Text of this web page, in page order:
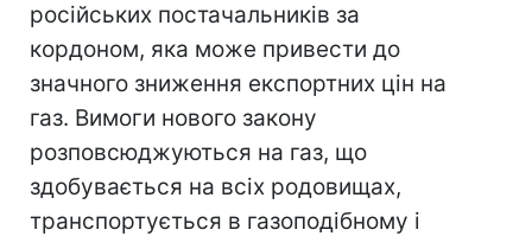
російських постачальників за
кордоном, яка може привести до
значного зниження експортних цін на
газ. Вимоги нового закону
розповсюджуються на газ, що
здобувається на всіх родовищах,
транспортується в газоподібному і